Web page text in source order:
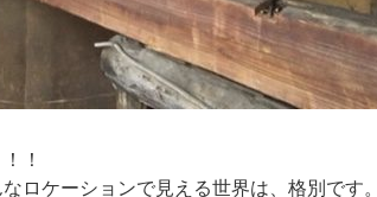
！
ロケーションで見える世界は、格別です。